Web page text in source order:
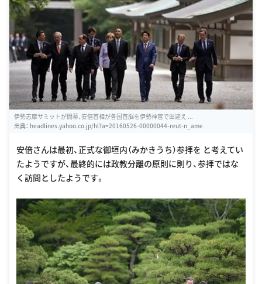
伊勢志摩サミットが開幕、安倍首相が各国首脳を伊勢神宮で出迎え ...
出典： headlines.yahoo.co.jp/hl?a=20160526-00000044-reut-n_ame
安倍さんは最初、正式な御垣内（みかきうち）参拝を と考えてい
たようですが、最終的には政教分離の原則に則り、参拝ではな
く訪問としたようです。